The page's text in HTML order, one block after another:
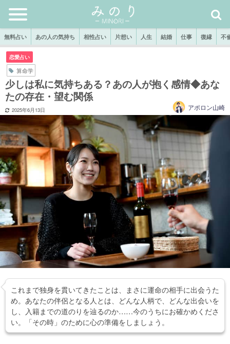
無料占い あの人の気持ち 相性占い 片想い 人生 結婚 仕事 復縁 不
恋愛占い
算命学
少しは私に気持ちある？あの人が抱く感情◆あな
たの存在・望む関係
2025年6月13日 アポロン山崎
これまで独身を貫いてきたことは、まさに運命の相手に出会うた
め。あなたの伴侶となる人とは、どんな人柄で、どんな出会いを
し、入籍までの道のりを辿るのか……今のうちにお確かめくださ
い。「その時」のために心の準備をしましょう。